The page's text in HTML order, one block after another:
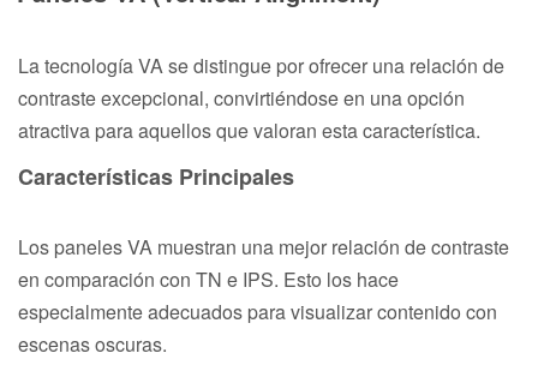
La tecnología VA se distingue por ofrecer una relación de
contraste excepcional, convirtiéndose en una opción
atractiva para aquellos que valoran esta característica.
Características Principales
Los paneles VA muestran una mejor relación de contraste
en comparación con TN e IPS. Esto los hace
especialmente adecuados para visualizar contenido con
escenas oscuras.